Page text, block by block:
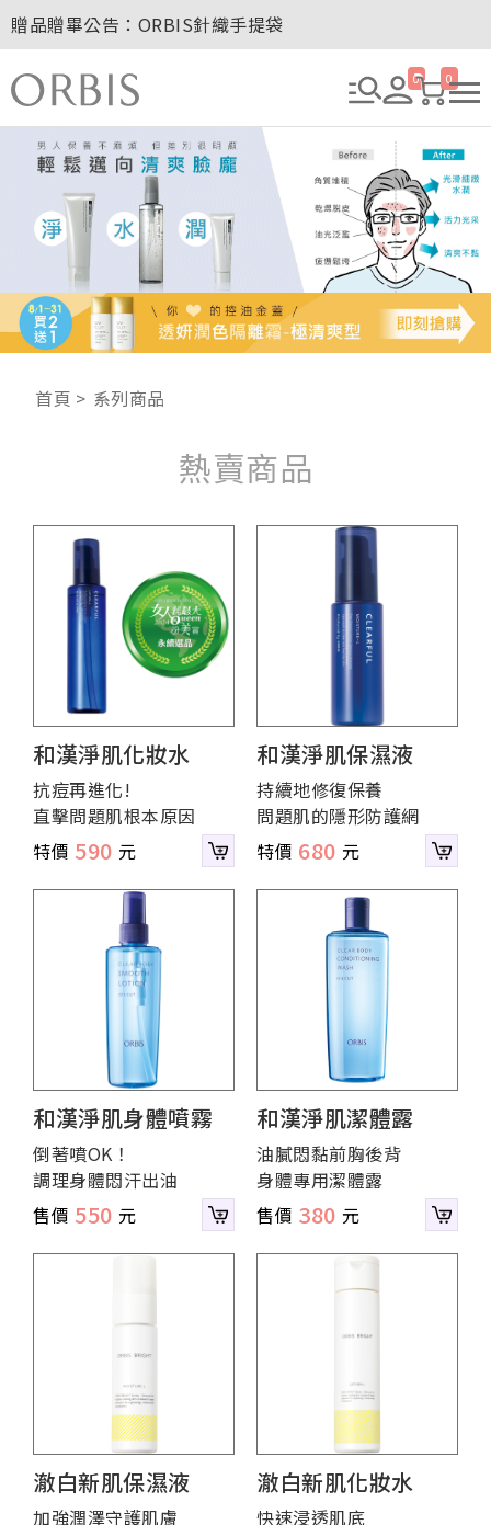
贈品贈畢公告：ORBIS針織手提袋
玉山卡友獨享優惠！2026年刷卡滿額送百元購物金！
2027年清新會員募集開跑！
8/1~8/8．紅利點數8倍送！
贈品贈畢公告：ORBIS大理石紋午茶杯
0 0
首頁 系列商品
熱賣商品
和漢淨肌化妝水
抗痘再進化!
直擊問題肌根本原因
590
和漢淨肌保濕液
持續地修復保養
問題肌的隱形防護網
680
和漢淨肌身體噴霧
倒著噴OK！
調理身體悶汗出油
550
和漢淨肌潔體露
油膩悶黏前胸後背
身體專用潔體露
380
澈白新肌保濕液
加強潤澤守護肌膚
澈白新肌化妝水
快速浸透肌底